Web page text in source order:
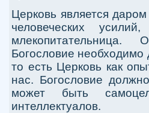
Церковь является
человеческих
Богословие необходимо
то есть Церковь как
нас. Богословие
может быть
интеллектуалов.